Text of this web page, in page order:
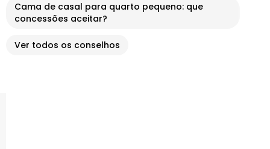
Cama de casal para quarto pequeno: que
concessões aceitar?
Ver todos os conselhos